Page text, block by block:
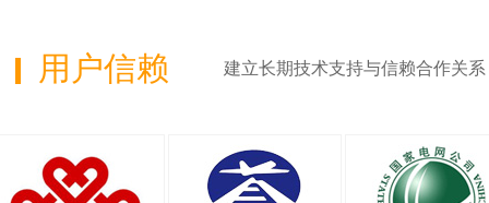
用户信赖 建立长期技术支持与信赖合作关系